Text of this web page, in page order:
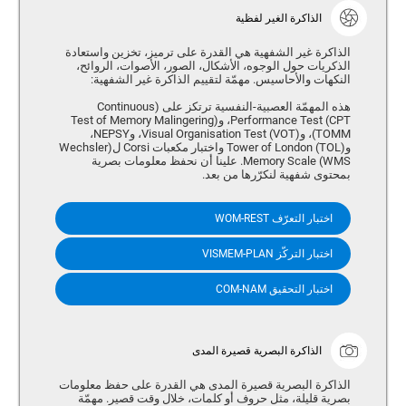
الذاكرة الغير لفظية
الذاكرة غير الشفهية هي القدرة على ترميز، تخزين واستعادة
الذكريات حول الوجوه، الأشكال، الصور، الأصوات، الروائح،
النكهات والأحاسيس. مهمّة لتقييم الذاكرة غير الشفهية:
هذه المهمّة العصبية-النفسية ترتكز على (Continuous
Performance Test (CPT، و(Test of Memory Malingering
(TOMM، و(Visual Organisation Test (VOT، وNEPSY،
و(Tower of London (TOL واختبار مكعبات Corsi ل(Wechsler
Memory Scale (WMS. علينا أن نحفظ معلومات بصرية
بمحتوى شفهية لنكرّرها من بعد.
اختبار التعرّف WOM-REST
اختبار التركّز VISMEM-PLAN
اختبار التحقيق COM-NAM
الذاكرة البصرية قصيرة المدى
الذاكرة البصرية قصيرة المدى هي القدرة على حفظ معلومات
بصرية قليلة، مثل حروف أو كلمات، خلال وقت قصير. مهمّة